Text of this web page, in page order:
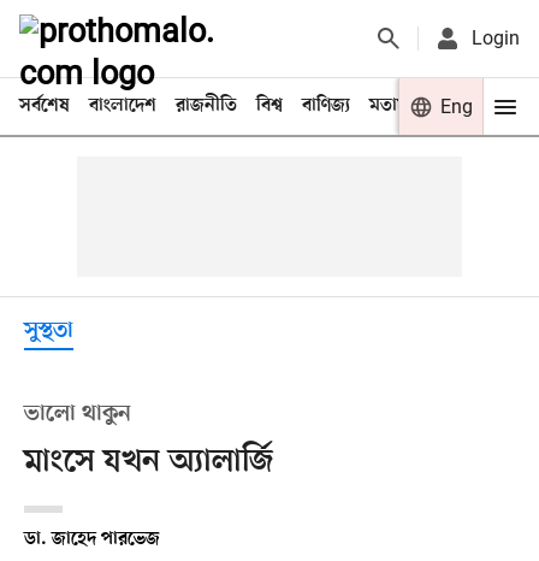
Login
সর্বশেষ বাংলাদেশ রাজনীতি বিশ্ব বাণিজ্য মতামত খেলা
Eng
সুস্থতা
ভালো থাকুন
মাংসে যখন অ্যালার্জি
ডা. জাহেদ পারভেজ